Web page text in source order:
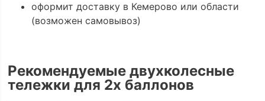
оформит доставку в Кемерово или области
(возможен самовывоз)
Рекомендуемые двухколесные
тележки для 2х баллонов